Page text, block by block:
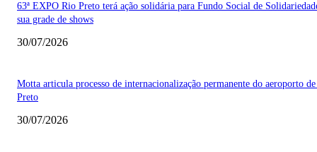
63ª EXPO Rio Preto terá ação solidária para Fundo Social de
sua grade de shows
30/07/2026
Motta articula processo de internacionalização permanente do aeroporto
Preto
30/07/2026